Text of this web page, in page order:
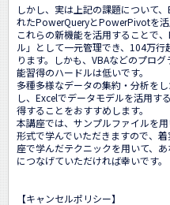
しかし、実は上記の課題について
れたPowerQueryとPowerPivotを活
これらの新機能を活用することで
ル」として一元管理でき、104万
ります。しかも、VBAなどのプロ
能習得のハードルは低いです。
多種多様なデータの集約・分析を
し、Excelでデータモデルを活用
得することをおすすめします。
本講座では、サンプルファイルを
形式で学んでいただきますので、
座で学んだテクニックを用いて、
につなげていただければ幸いです。
【キャンセルポリシー】